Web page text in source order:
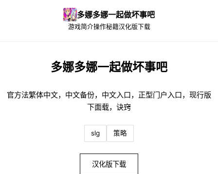
多娜多娜一起做坏事吧
游戏简介操作秘籍汉化版下载
多娜多娜一起做坏事吧
官方法繁体中文，中文备份，中文入口，正型门户入口，现行版
下面载，诀窍
slg 策略
汉化版下载